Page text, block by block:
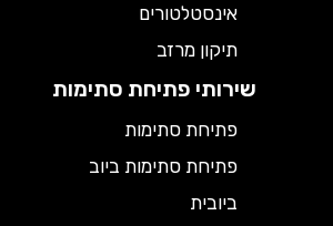
אינסטלטורים
תיקון מרזב
שירותי פתיחת סתימות
פתיחת סתימות
פתיחת סתימות ביוב
ביובית